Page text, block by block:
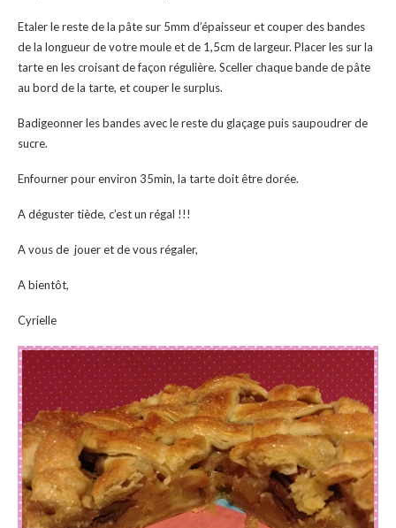
Etaler le reste de la pâte sur 5mm d’épaisseur et couper des bandes
de la longueur de votre moule et de 1,5cm de largeur. Placer les sur la
tarte en les croisant de façon régulière. Sceller chaque bande de pâte
au bord de la tarte, et couper le surplus.
Badigeonner les bandes avec le reste du glaçage puis saupoudrer de
sucre.
Enfourner pour environ 35min, la tarte doit être dorée.
A déguster tiède, c’est un régal !!!
A vous de jouer et de vous régaler,
A bientôt,
Cyrielle